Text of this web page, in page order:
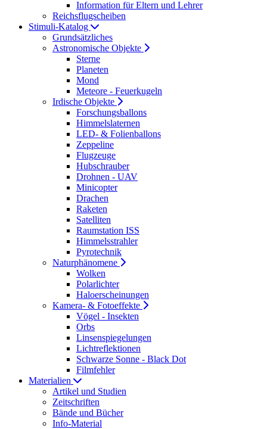
Information für Eltern und Lehrer
Reichsflugscheiben
Stimuli-Katalog
Grundsätzliches
Astronomische Objekte
Sterne
Planeten
Mond
Meteore - Feuerkugeln
Irdische Objekte
Forschungsballons
Himmelslaternen
LED- & Folienballons
Zeppeline
Flugzeuge
Hubschrauber
Drohnen - UAV
Minicopter
Drachen
Raketen
Satelliten
Raumstation ISS
Himmelsstrahler
Pyrotechnik
Naturphänomene
Wolken
Polarlichter
Haloerscheinungen
Kamera- & Fotoeffekte
Vögel - Insekten
Orbs
Linsenspiegelungen
Lichtreflektionen
Schwarze Sonne - Black Dot
Filmfehler
Materialien
Artikel und Studien
Zeitschriften
Bände und Bücher
Info-Material